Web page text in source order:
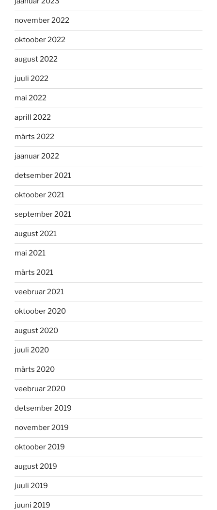
november 2022
oktoober 2022
august 2022
juuli 2022
mai 2022
aprill 2022
märts 2022
jaanuar 2022
detsember 2021
oktoober 2021
september 2021
august 2021
mai 2021
märts 2021
veebruar 2021
oktoober 2020
august 2020
juuli 2020
märts 2020
veebruar 2020
detsember 2019
november 2019
oktoober 2019
august 2019
juuli 2019
juuni 2019